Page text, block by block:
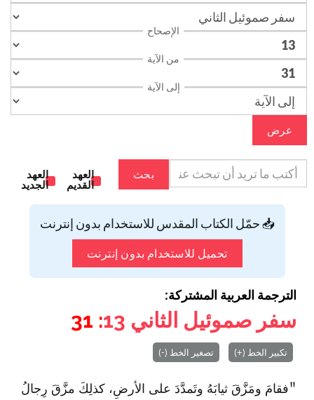
الإصحاح
من الآية
إلى الآية
عرض
بحث
العهد
القديم
العهد
الجديد
📥 حمّل الكتاب المقدس للاستخدام بدون إنترنت
تحميل للاستخدام بدون إنترنت
الترجمة العربية المشتركة:
سفر صموئيل الثاني 13
: 31
تكبير الخط (+) تصغير الخط (-)
"فقامَ ومَزَّقَ ثيابَهُ وتَمدَّدَ على الأرضِ، كذلِكَ مزَّقَ رِجالُ